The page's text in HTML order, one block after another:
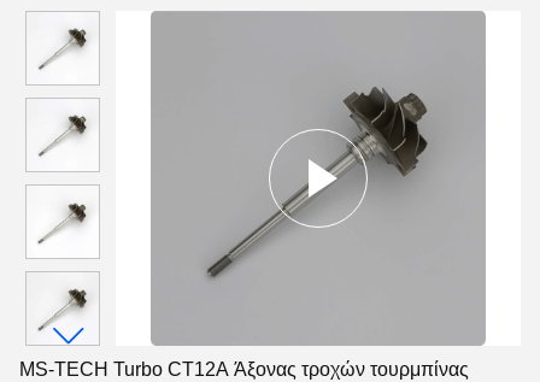
MS-TECH Turbo CT12A Άξονας τροχών τουρμπίνας